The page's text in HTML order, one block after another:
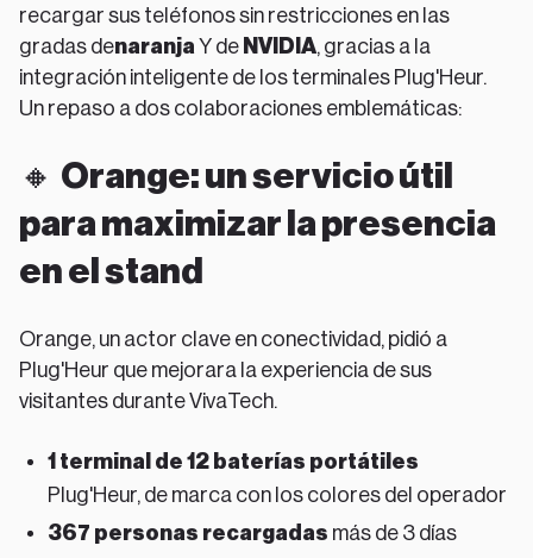
recargar sus teléfonos sin restricciones en las
gradas denaranja Y de NVIDIA, gracias a la
integración inteligente de los terminales Plug'Heur.
Un repaso a dos colaboraciones emblemáticas:
🔸 Orange: un servicio útil
para maximizar la presencia
en el stand
Orange, un actor clave en conectividad, pidió a
Plug'Heur que mejorara la experiencia de sus
visitantes durante VivaTech.
1 terminal de 12 baterías portátiles
Plug'Heur, de marca con los colores del operador
367 personas recargadas más de 3 días